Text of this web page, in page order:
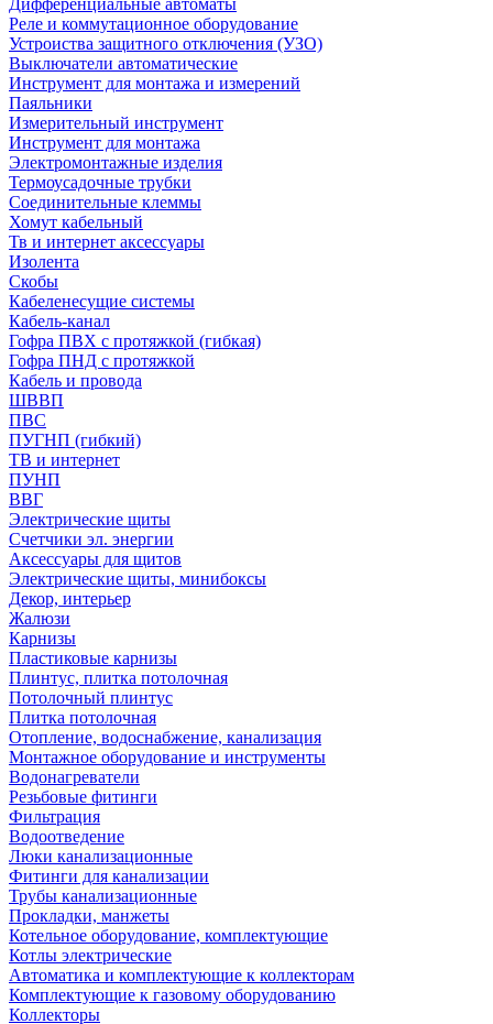
Дифференциальные автоматы
Реле и коммутационное оборудование
Устроиства защитного отключения (УЗО)
Выключатели автоматические
Инструмент для монтажа и измерений
Паяльники
Измерительный инструмент
Инструмент для монтажа
Электромонтажные изделия
Термоусадочные трубки
Соединительные клеммы
Хомут кабельный
Тв и интернет аксессуары
Изолента
Скобы
Кабеленесущие системы
Кабель-канал
Гофра ПВХ с протяжкой (гибкая)
Гофра ПНД с протяжкой
Кабель и провода
ШВВП
ПВС
ПУГНП (гибкий)
ТВ и интернет
ПУНП
ВВГ
Электрические щиты
Счетчики эл. энергии
Аксессуары для щитов
Электрические щиты, минибоксы
Декор, интерьер
Жалюзи
Карнизы
Пластиковые карнизы
Плинтус, плитка потолочная
Потолочный плинтус
Плитка потолочная
Отопление, водоснабжение, канализация
Монтажное оборудование и инструменты
Водонагреватели
Резьбовые фитинги
Фильтрация
Водоотведение
Люки канализационные
Фитинги для канализации
Трубы канализационные
Прокладки, манжеты
Котельное оборудование, комплектующие
Котлы электрические
Автоматика и комплектующие к коллекторам
Комплектующие к газовому оборудованию
Коллекторы